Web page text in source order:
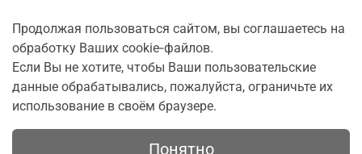
Продолжая пользоваться сайтом, вы соглашаетесь на
обработку Ваших cookie‑файлов.
Если Вы не хотите, чтобы Ваши пользовательские
данные обрабатывались, пожалуйста, ограничьте их
использование в своём браузере.
Понятно